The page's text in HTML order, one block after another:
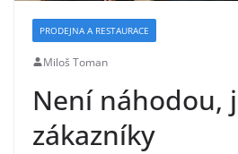
PRODEJNA A RESTAURACE
Miloš Toman
Není náhodou,
zákazníky